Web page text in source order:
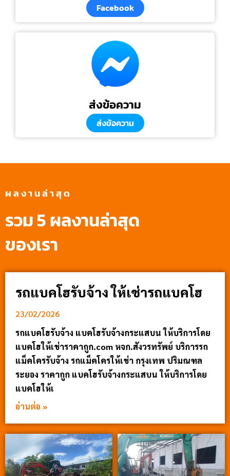
Facebook
ส่งข้อความ
ส่งข้อความ
ผลงานล่าสุด
รวม 5 ผลงานล่าสุด
ของเรา
รถแบคโฮรับจ้าง ให้เช่ารถแบคโฮ
23/02/2026
รถแบคโฮรับจ้าง แบคโฮรับจ้างกระแสบน ให้บริการโดย
แบคโฮให้เช่าราคาถูก.com หจก.สังวรทรัพย์ บริการรถ
แม็คโครรับจ้าง รถแม็คโครให้เช่า กรุงเทพ ปริมณฑล
ระยอง ราคาถูก แบคโฮรับจ้างกระแสบน ให้บริการโดย
แบคโฮให้เ
อ่านต่อ »